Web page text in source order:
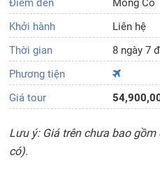
Điểm đến
Mông Cổ
Khởi hành
Liên hệ
Thời gian
8 ngày 7
Phương tiện
Giá tour
Lưu ý: Giá trên chưa bao
có).